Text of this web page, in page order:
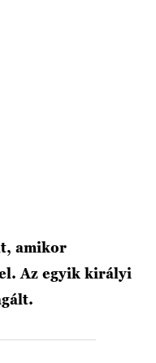
amikor
Az egyik királyi